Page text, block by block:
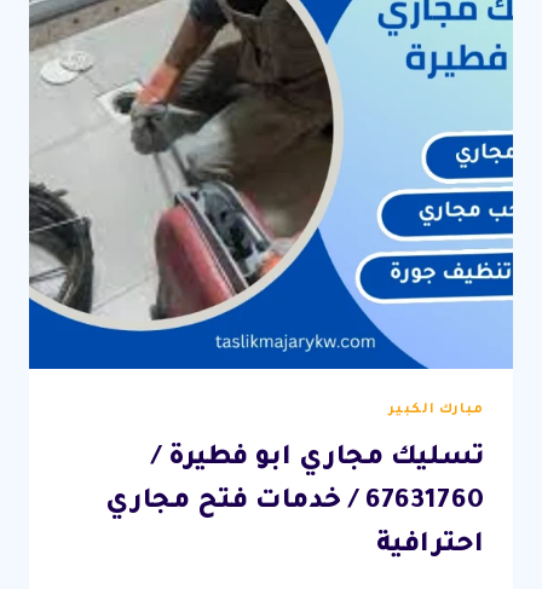
وسحب
مجاري
احترافي
مبارك الكبير
تسليك مجاري ابو فطيرة /
67631760 / خدمات فتح مجاري
احترافية